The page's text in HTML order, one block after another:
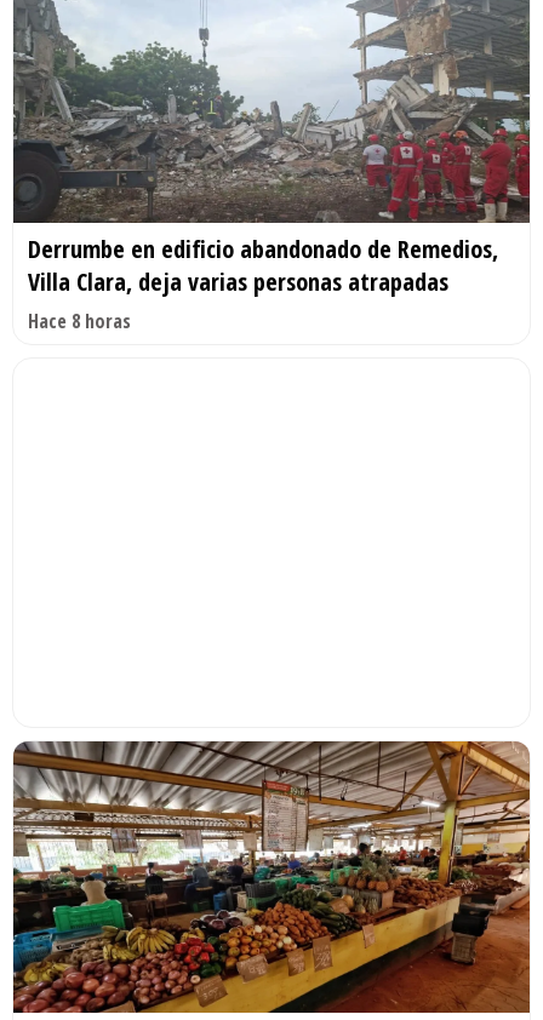
Derrumbe en edificio abandonado de Remedios,
Villa Clara, deja varias personas atrapadas
Hace 8 horas